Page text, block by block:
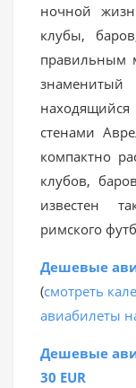
ночной
клубы,
правильным
знаменитый
стенами
компактно
клубов,
известен
римского
Дешевые
(смотреть
авиабилеты
Дешевые
30 EUR